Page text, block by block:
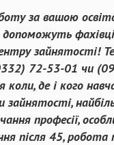
за вашою
зайнятості!
72-53-01 чи
коли, де і кого
зайнятості,
професії,
після 45, робота